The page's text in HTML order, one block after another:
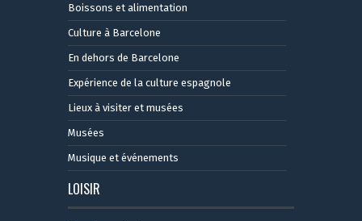
Boissons et alimentation
Culture à Barcelone
En dehors de Barcelone
Expérience de la culture espagnole
Lieux à visiter et musées
Musées
Musique et événements
LOISIR